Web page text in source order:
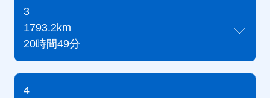
3
1793.2km
20時間49分
4